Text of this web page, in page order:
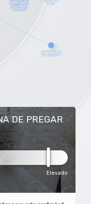
DE PREGAR
Elevado